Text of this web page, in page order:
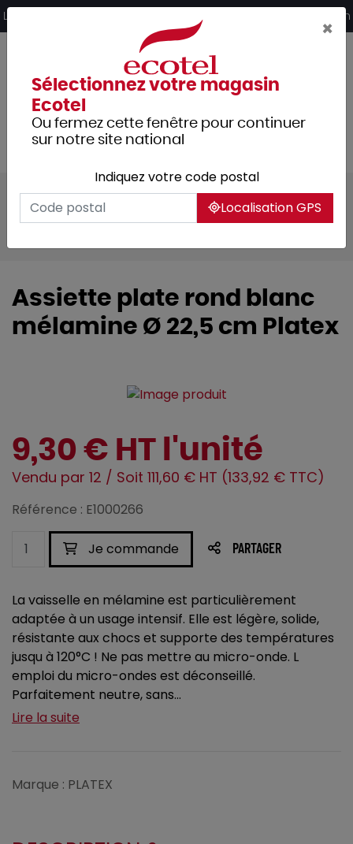
Livraison offerte dès 249€ HT d’achat et retrait 2h en magasin
Tous les produits
Arts de la table
Vaisselle
Vaisselle collectivités
Assiette plate rond blanc
mélamine Ø 22,5 cm Platex
9,30 € HT l'unité
Vendu par 12 / Soit 111,60 € HT (133,92 € TTC)
Référence : E1000266
Je commande PARTAGER
La vaisselle en mélamine est particulièrement
adaptée à un usage intensif. Elle est légère, solide,
résistante aux chocs et supporte des températures
jusqu à 120°C ! Ne pas mettre au micro-onde. L
emploi du micro-ondes est déconseillé.
Parfaitement neutre, sans...
Lire la suite
Marque : PLATEX
×
Sélectionnez votre magasin
Ecotel
Ou fermez cette fenêtre pour continuer
sur notre site national
Indiquez votre code postal
Localisation GPS
Panneau de gestion des cookies